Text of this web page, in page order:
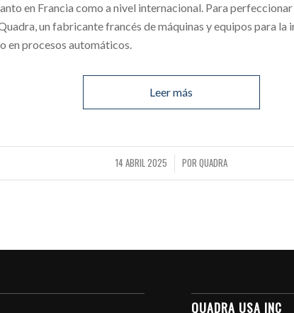
en Francia como a nivel internacional. Para
un fabricante francés de máquinas y equipos para la
en procesos automáticos.
Leer más
14 ABRIL 2025
/ POR QUADRA
QUADRA USA INC